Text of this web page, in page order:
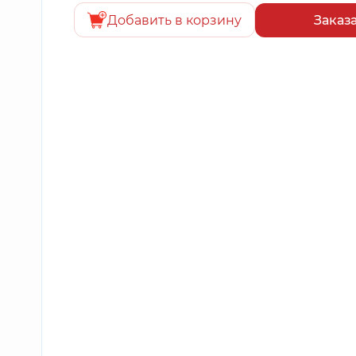
Добавить в корзину